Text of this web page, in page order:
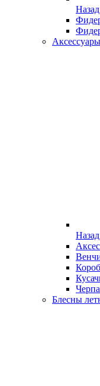
Назад
Аксессуары
Назад
Блесны